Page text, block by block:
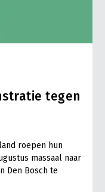
tegen
roepen hun
massaal naar
Den Bosch te